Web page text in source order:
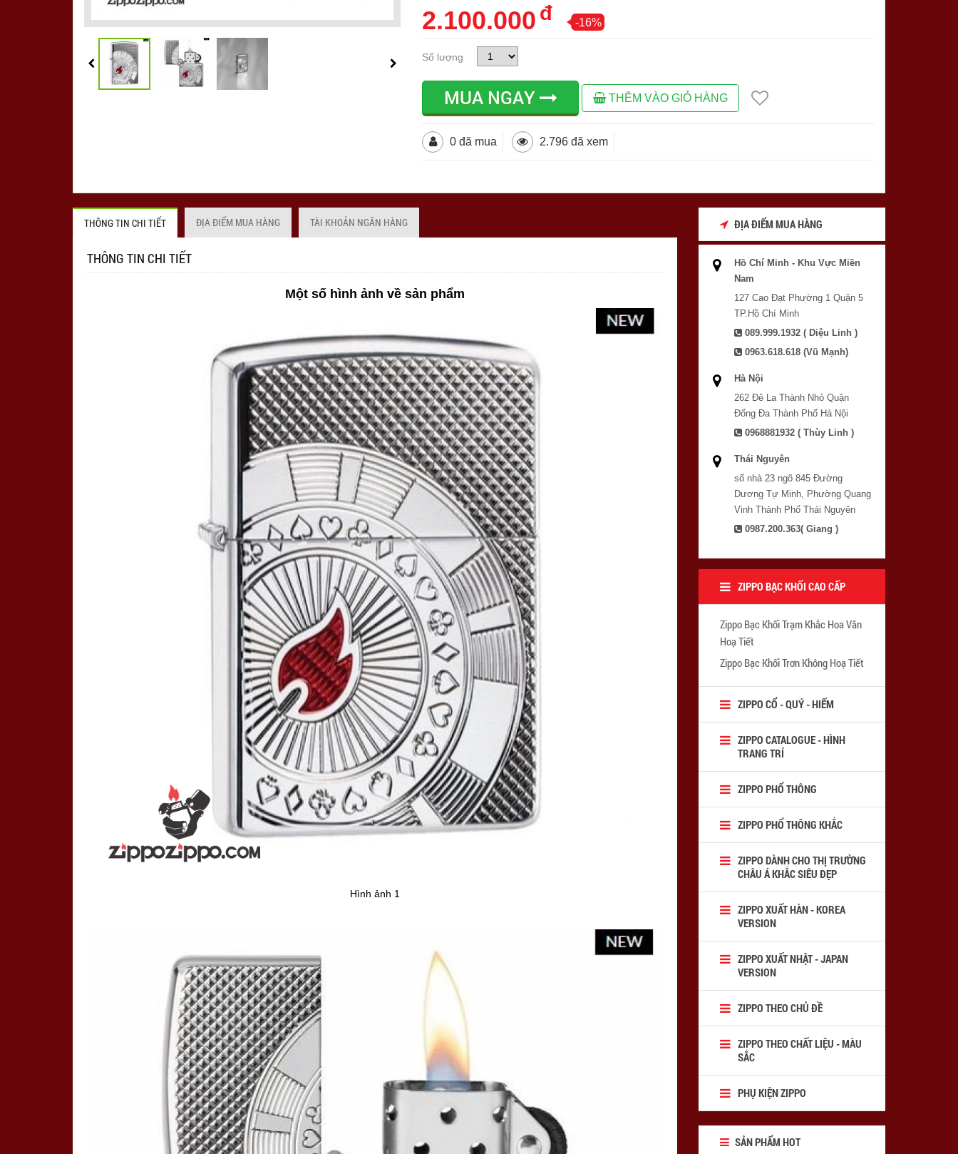
2.100.000 đ -16%
Số lượng
MUA NGAY THÊM VÀO GIỎ HÀNG
0 đã mua 2.796 đã xem
THÔNG TIN CHI TIẾT ĐỊA ĐIỂM MUA HÀNG TÀI KHOẢN NGÂN HÀNG
THÔNG TIN CHI TIẾT
Một số hình ảnh về sản phẩm
Hình ảnh 1
ĐỊA ĐIỂM MUA HÀNG
Hồ Chí Minh - Khu Vực Miền
Nam
127 Cao Đạt Phường 1 Quận 5
TP.Hồ Chí Minh
089.999.1932 ( Diệu Linh )
0963.618.618 (Vũ Mạnh)
Hà Nội
262 Đê La Thành Nhỏ Quận
Đống Đa Thành Phố Hà Nội
0968881932 ( Thùy Linh )
Thái Nguyên
số nhà 23 ngõ 845 Đường
Dương Tự Minh, Phường Quang
Vinh Thành Phố Thái Nguyên
0987.200.363( Giang )
ZIPPO BẠC KHỐI CAO CẤP
Zippo Bạc Khối Trạm Khắc Hoa Văn
Hoạ Tiết
Zippo Bạc Khối Trơn Không Hoạ Tiết
ZIPPO CỔ - QUÝ - HIẾM
ZIPPO CATALOGUE - HÌNH
TRANG TRÍ
ZIPPO PHỔ THÔNG
ZIPPO PHỔ THÔNG KHẮC
ZIPPO DÀNH CHO THỊ TRƯỜNG
CHÂU Á KHẮC SIÊU ĐẸP
ZIPPO XUẤT HÀN - KOREA
VERSION
ZIPPO XUẤT NHẬT - JAPAN
VERSION
ZIPPO THEO CHỦ ĐỀ
ZIPPO THEO CHẤT LIỆU - MÀU
SẮC
PHỤ KIỆN ZIPPO
SẢN PHẨM HOT